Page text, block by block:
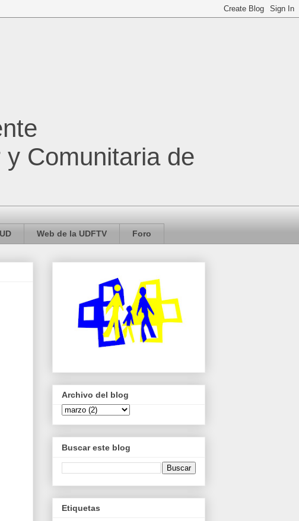
Comunitaria de
Web de la UDFTV Foro
Archivo del blog
Buscar este blog
Etiquetas